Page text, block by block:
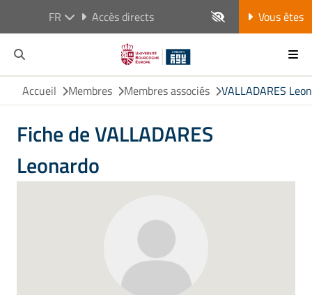
FR Accès directs Vous êtes
Accueil Membres Membres associés VALLADARES
Fiche de VALLADARES
Leonardo